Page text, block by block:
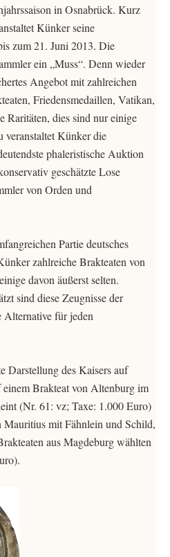
in Osnabrück. Kurz
Künker seine
zum 21. Juni 2013. Die
ein „Muss“. Denn wieder
Angebot mit zahlreichen
Friedensmedaillen, Vatikan,
Raritäten, dies sind nur einige
veranstaltet Künker die
phaleristische Auktion
geschätzte Lose
von Orden und
Partie deutsches
zahlreiche Brakteaten von
davon äußerst selten.
sind diese Zeugnisse der
Alternative für jeden
Darstellung des Kaisers auf
Brakteat von Altenburg im
(Nr. 61: vz; Taxe: 1.000 Euro)
Mauritius mit Fähnlein und Schild,
aus Magdeburg wählten